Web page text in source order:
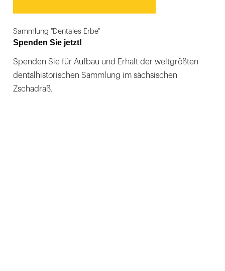
Sammlung "Dentales Erbe"
Spenden Sie jetzt!
Spenden Sie für Aufbau und Erhalt der weltgrößten
dentalhistorischen Sammlung im sächsischen
Zschadraß.